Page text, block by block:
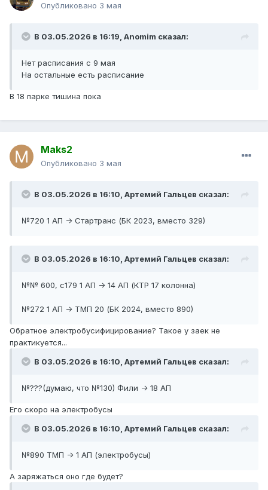
Опубликовано 3 мая
В 03.05.2026 в 16:19, Anomim сказал:
Нет расписания с 9 мая
На остальные есть расписание
В 18 парке тишина пока
Maks2
Опубликовано 3 мая
В 03.05.2026 в 16:10, Артемий Гальцев сказал:
№720 1 АП -> Стартранс (БК 2023, вместо 329)
В 03.05.2026 в 16:10, Артемий Гальцев сказал:
№№ 600, с179 1 АП -> 14 АП (КТР 17 колонна)
№272 1 АП -> ТМП 20 (БК 2024, вместо 890)
Обратное электробусифицирование? Такое у заек не
практикуется...
В 03.05.2026 в 16:10, Артемий Гальцев сказал:
№???(думаю, что №130) Фили -> 18 АП
Его скоро на электробусы
В 03.05.2026 в 16:10, Артемий Гальцев сказал:
№890 ТМП -> 1 АП (электробусы)
А заряжаться оно где будет?